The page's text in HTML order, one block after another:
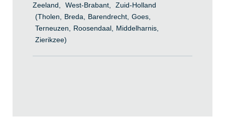
Zeeland West-Brabant
Zuid-Holland
(Tholen Breda Barendrecht Goes
Terneuzen
Roosendaal
Middelharnis
Zierikzee)